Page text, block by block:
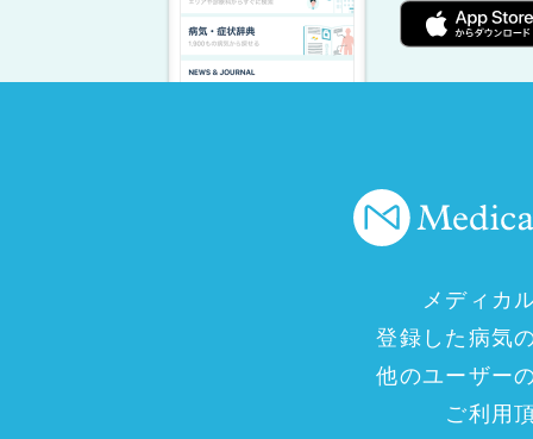
メディカ
登録した病気
他のユーザー
ご利用